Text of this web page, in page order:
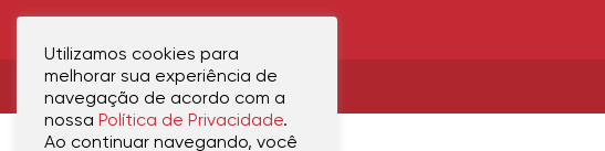
Utilizamos cookies para
melhorar sua experiência de
navegação de acordo com a
nossa Política de Privacidade.
Ao continuar navegando, você